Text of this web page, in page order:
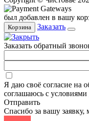
был добавлен в вашу
Корзина Заказать
Заказать обратный
Я даю своё согласие на
соглашаюсь с условиями
Отправить
Спасибо за вашу